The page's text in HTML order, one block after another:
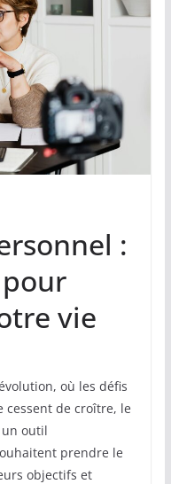
:
vie
où les défis
cessent de croître, le
outil
prendre le
objectifs et